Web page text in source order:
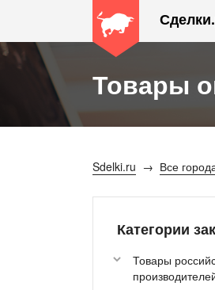
Товары
Sdelki.ru Все
Категории
Товары